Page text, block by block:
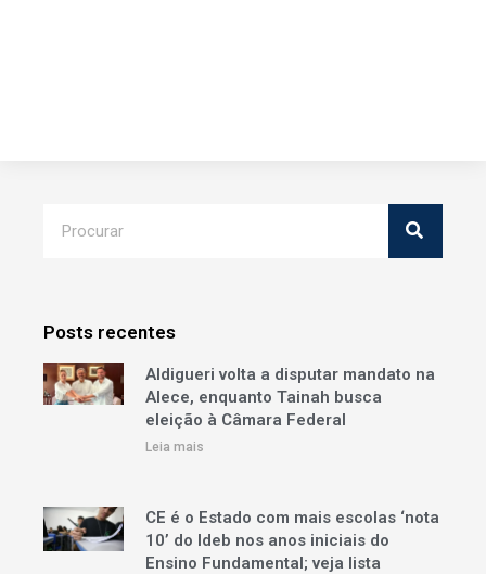
Posts recentes
Aldigueri volta a disputar mandato na
Alece, enquanto Tainah busca
eleição à Câmara Federal
Leia mais
CE é o Estado com mais escolas ‘nota
10’ do Ideb nos anos iniciais do
Ensino Fundamental; veja lista